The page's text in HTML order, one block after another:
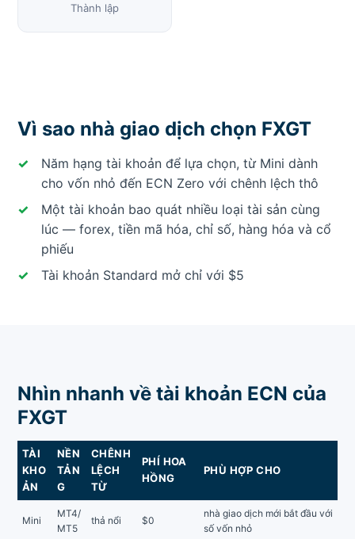
Thành lập
Vì sao nhà giao dịch chọn FXGT
Năm hạng tài khoản để lựa chọn, từ Mini dành
cho vốn nhỏ đến ECN Zero với chênh lệch thô
Một tài khoản bao quát nhiều loại tài sản cùng
lúc — forex, tiền mã hóa, chỉ số, hàng hóa và cổ
phiếu
Tài khoản Standard mở chỉ với $5
Nhìn nhanh về tài khoản ECN của
FXGT
TÀI
KHO
ẢN
NỀN
TẢN
G
CHÊNH
LỆCH
TỪ
PHÍ HOA
HỒNG
PHÙ HỢP CHO
Mini
MT4/
MT5
thả nổi $0
nhà giao dịch mới bắt đầu với
số vốn nhỏ